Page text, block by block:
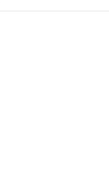
einen äußerst